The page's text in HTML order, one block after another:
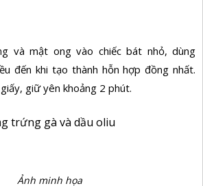
và mật ong vào chiếc bát nhỏ, dùng
đến khi tạo thành hỗn hợp đồng nhất.
giữ yên khoảng 2 phút.
trứng gà và dầu oliu
Ảnh minh họa